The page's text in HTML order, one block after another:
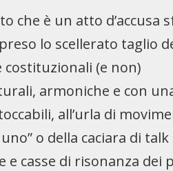
che è un atto
lo scellerato taglio
(e non)
armoniche e con
all’urla di
o della caciara di
e casse di risonanza